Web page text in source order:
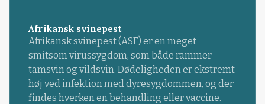
Afrikansk svinepest
Afrikansk svinepest (ASF) er en meget
smitsom virussygdom, som både rammer
tamsvin og vildsvin. Dødeligheden er ekstremt
høj ved infektion med dyresygdommen, og der
findes hverken en behandling eller vaccine.